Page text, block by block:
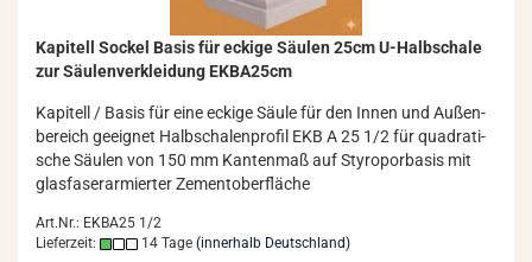
Ka­pi­tell So­ckel Basis für ecki­ge Säu­len 25cm U-​Halb­scha­le
zur Säu­len­ver­klei­dung EKBA25cm
Ka­pi­tell / Basis für eine ecki­ge Säule für den Innen und Au­ßen­
be­reich ge­eig­net Halb­scha­len­pro­fil EKB A 25 1/2 für qua­dra­ti­
sche Säu­len von 150 mm Kan­ten­maß auf Sty­ro­por­ba­sis mit
glas­fa­ser­ar­mier­ter Ze­ment­ober­flä­che
Art.Nr.: EKBA25 1/2
Lieferzeit:
14 Tage (innerhalb Deutschland)